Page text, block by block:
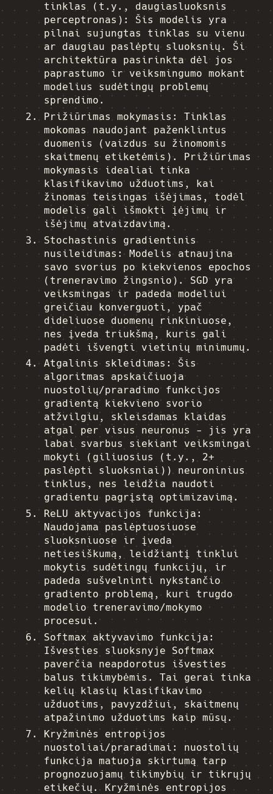
tinklas (t.y., daugiasluoksnis
perceptronas): Šis modelis yra
pilnai sujungtas tinklas su vienu
ar daugiau paslėptų sluoksnių. Ši
architektūra pasirinkta dėl jos
paprastumo ir veiksmingumo mokant
modelius sudėtingų problemų
sprendimo.
Prižiūrimas mokymasis: Tinklas
mokomas naudojant paženklintus
duomenis (vaizdus su žinomomis
skaitmenų etiketėmis). Prižiūrimas
mokymasis idealiai tinka
klasifikavimo užduotims, kai
žinomas teisingas išėjimas, todėl
modelis gali išmokti įėjimų ir
išėjimų atvaizdavimą.
Stochastinis gradientinis
nusileidimas: Modelis atnaujina
savo svorius po kiekvienos epochos
(treneravimo žingsnio). SGD yra
veiksmingas ir padeda modeliui
greičiau konverguoti, ypač
dideliuose duomenų rinkiniuose,
nes įveda triukšmą, kuris gali
padėti išvengti vietinių minimumų.
Atgalinis skleidimas: Šis
algoritmas apskaičiuoja
nuostolių/praradimo funkcijos
gradientą kiekvieno svorio
atžvilgiu, skleisdamas klaidas
atgal per visus neuronus - jis yra
labai svarbus siekiant veiksmingai
mokyti (giliuosius (t.y., 2+
paslėpti sluoksniai)) neuroninius
tinklus, nes leidžia naudoti
gradientu pagrįstą optimizavimą.
ReLU aktyvacijos funkcija:
Naudojama paslėptuosiuose
sluoksniuose ir įveda
netiesiškumą, leidžiantį tinklui
mokytis sudėtingų funkcijų, ir
padeda sušvelninti nykstančio
gradiento problemą, kuri trugdo
modelio treneravimo/mokymo
procesui.
Softmax aktyvavimo funkcija:
Išvesties sluoksnyje Softmax
paverčia neapdorotus išvesties
balus tikimybėmis. Tai gerai tinka
kelių klasių klasifikavimo
užduotims, pavyzdžiui, skaitmenų
atpažinimo užduotims kaip mūsų.
Kryžminės entropijos
nuostoliai/praradimai: nuostolių
funkcija matuoja skirtumą tarp
prognozuojamų tikimybių ir tikrųjų
etikečių. Kryžminės entropijos